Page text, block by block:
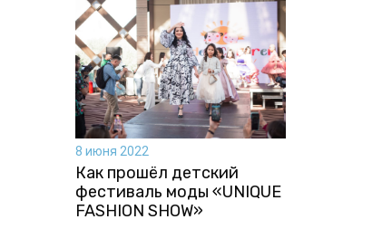
8 июня 2022
Как прошёл детский
фестиваль моды «UNIQUE
FASHION SHOW»